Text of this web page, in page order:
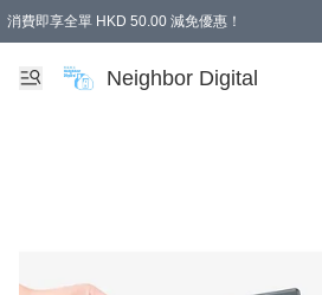
消費即享全單 HKD 50.00 減免優惠！
Neighbor Digital